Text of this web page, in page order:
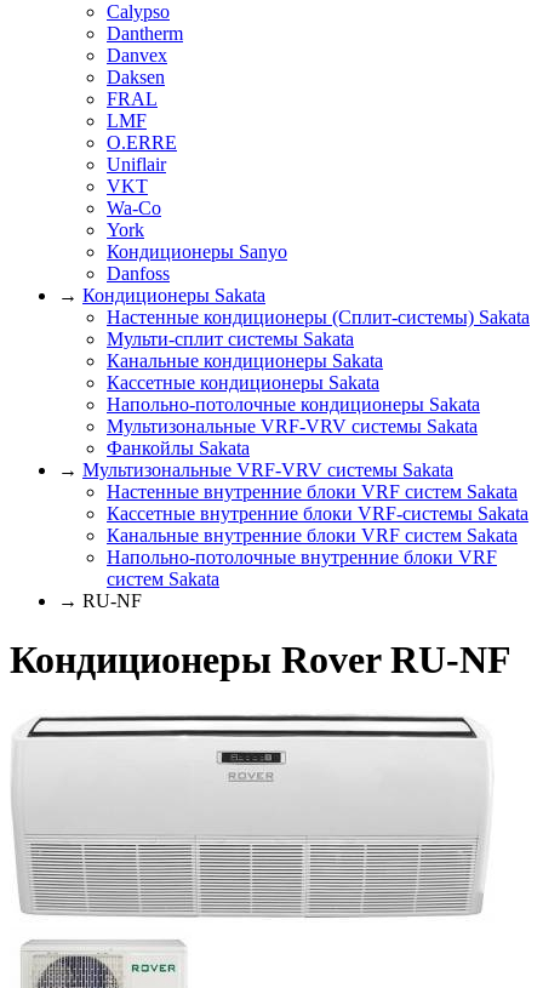
Calypso
Dantherm
Danvex
Daksen
FRAL
LMF
O.ERRE
Uniflair
VKT
Wa-Co
York
Кондиционеры Sanyo
Danfoss
→ Кондиционеры Sakata
Настенные кондиционеры (Сплит-системы) Sakata
Мульти-сплит системы Sakata
Канальные кондиционеры Sakata
Кассетные кондиционеры Sakata
Напольно-потолочные кондиционеры Sakata
Мультизональные VRF-VRV системы Sakata
Фанкойлы Sakata
→ Мультизональные VRF-VRV системы Sakata
Настенные внутренние блоки VRF систем Sakata
Кассетные внутренние блоки VRF-системы Sakata
Канальные внутренние блоки VRF систем Sakata
Напольно-потолочные внутренние блоки VRF
систем Sakata
→ RU-NF
Кондиционеры Rover RU-NF